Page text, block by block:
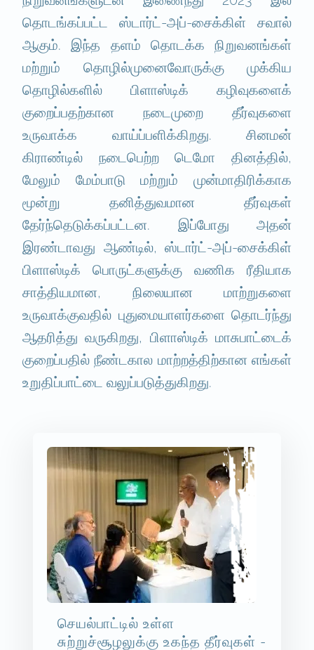
தொடங்கப்பட்ட ஸ்டார்ட்-அப்-சைக்கிள் சவால்
ஆகும். இந்த தளம் தொடக்க நிறுவனங்கள்
மற்றும் தொழில்முனைவோருக்கு முக்கிய
தொழில்களில் பிளாஸ்டிக் கழிவுகளைக்
குறைப்பதற்கான நடைமுறை தீர்வுகளை
உருவாக்க வாய்ப்பளிக்கிறது. சினமன்
கிராண்டில் நடைபெற்ற டெமோ தினத்தில்,
மேலும் மேம்பாடு மற்றும் முன்மாதிரிக்காக
மூன்று தனித்துவமான தீர்வுகள்
தேர்ந்தெடுக்கப்பட்டன. இப்போது அதன்
இரண்டாவது ஆண்டில், ஸ்டார்ட்-அப்-சைக்கிள்
பிளாஸ்டிக் பொருட்களுக்கு வணிக ரீதியாக
சாத்தியமான, நிலையான மாற்றுகளை
உருவாக்குவதில் புதுமையாளர்களை தொடர்ந்து
ஆதரித்து வருகிறது, பிளாஸ்டிக் மாசுபாட்டைக்
குறைப்பதில் நீண்டகால மாற்றத்திற்கான எங்கள்
உறுதிப்பாட்டை வலுப்படுத்துகிறது.
செயல்பாட்டில் உள்ள
சுற்றுச்சூழலுக்கு உகந்த தீர்வுகள் -